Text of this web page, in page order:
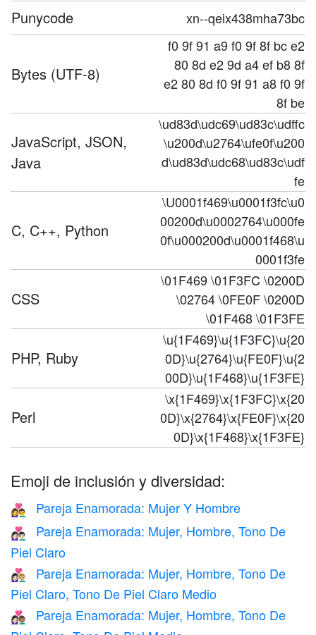
Punycode xn--qeix438mha73bc
Bytes (UTF-8)
f0 9f 91 a9 f0 9f 8f bc e2
80 8d e2 9d a4 ef b8 8f
e2 80 8d f0 9f 91 a8 f0 9f
8f be
JavaScript, JSON,
Java
\ud83d\udc69\ud83c\udffc
\u200d\u2764\ufe0f\u200
d\ud83d\udc68\ud83c\udf
fe
C, C++, Python
\U0001f469\u0001f3fc\u0
00200d\u0002764\u000fe
0f\u000200d\u0001f468\u
0001f3fe
CSS
\01F469 \01F3FC \0200D
\02764 \0FE0F \0200D
\01F468 \01F3FE
PHP, Ruby
\u{1F469}\u{1F3FC}\u{20
0D}\u{2764}\u{FE0F}\u{2
00D}\u{1F468}\u{1F3FE}
Perl
\x{1F469}\x{1F3FC}\x{20
0D}\x{2764}\x{FE0F}\x{20
0D}\x{1F468}\x{1F3FE}
Emoji de inclusión y diversidad:
👩‍❤️‍👨 Pareja Enamorada: Mujer Y Hombre
👩🏻‍❤️‍👨🏻
Pareja Enamorada: Mujer, Hombre, Tono De
Piel Claro
👩🏻‍❤️‍👨🏼
Pareja Enamorada: Mujer, Hombre, Tono De
Piel Claro, Tono De Piel Claro Medio
👩🏻‍❤️‍👨🏽
Pareja Enamorada: Mujer, Hombre, Tono De